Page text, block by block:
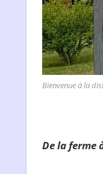
Bienvenue à la
De la ferme